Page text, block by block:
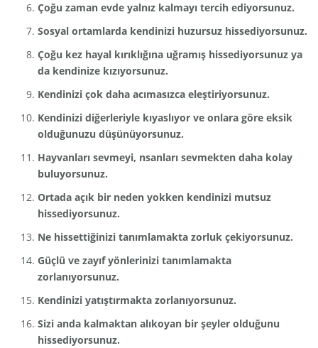
Çoğu zaman evde yalnız kalmayı tercih ediyorsunuz.
Sosyal ortamlarda kendinizi huzursuz hissediyorsunuz.
Çoğu kez hayal kırıklığına uğramış hissediyorsunuz ya
da kendinize kızıyorsunuz.
Kendinizi çok daha acımasızca eleştiriyorsunuz.
Kendinizi diğerleriyle kıyaslıyor ve onlara göre eksik
olduğunuzu düşünüyorsunuz.
Hayvanları sevmeyi, nsanları sevmekten daha kolay
buluyorsunuz.
Ortada açık bir neden yokken kendinizi mutsuz
hissediyorsunuz.
Ne hissettiğinizi tanımlamakta zorluk çekiyorsunuz.
Güçlü ve zayıf yönlerinizi tanımlamakta
zorlanıyorsunuz.
Kendinizi yatıştırmakta zorlanıyorsunuz.
Sizi anda kalmaktan alıkoyan bir şeyler olduğunu
hissediyorsunuz.